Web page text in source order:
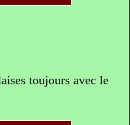
toujours avec le